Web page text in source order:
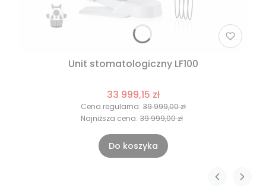
Unit stomatologiczny LF100
33 999,15 zł
Cena regularna: 39 999,00 zł
Najniższa cena: 39 999,00 zł
Do koszyka